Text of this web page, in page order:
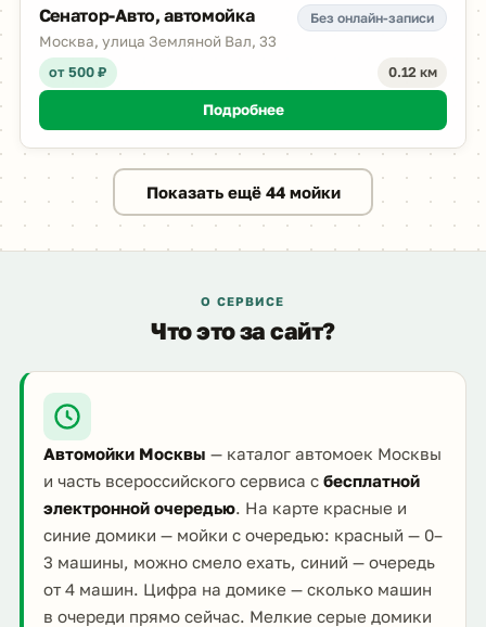
Сенатор-Авто, автомойка Без онлайн-записи
Москва, улица Земляной Вал, 33
от 500 ₽
0.12 км
Подробнее
Показать ещё 44 мойки
О СЕРВИСЕ
Что это за сайт?
Автомойки Москвы — каталог автомоек Москвы
и часть всероссийского сервиса сбесплатной
электронной очередью. На карте красные и
синие домики — мойки с очередью: красный — 0–
3 машины, можно смело ехать, синий — очередь
от 4 машин. Цифра на домике — сколько машин
в очереди прямо сейчас. Мелкие серые домики